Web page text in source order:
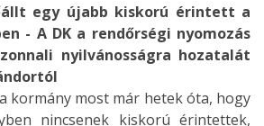
egy újabb kiskorú érintett a
- A DK a rendőrségi nyomozás
nyilvánosságra hozatalát
kormány most már hetek óta, hogy
nincsenek kiskorú érintettek,